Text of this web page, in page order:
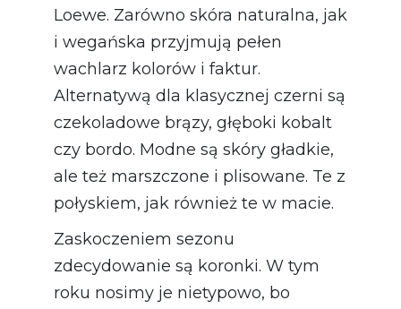
Loewe. Zarówno skóra naturalna, jak
i wegańska przyjmują pełen
wachlarz kolorów i faktur.
Alternatywą dla klasycznej czerni są
czekoladowe brązy, głęboki kobalt
czy bordo. Modne są skóry gładkie,
ale też marszczone i plisowane. Te z
połyskiem, jak również te w macie.
Zaskoczeniem sezonu
zdecydowanie są koronki. W tym
roku nosimy je nietypowo, bo